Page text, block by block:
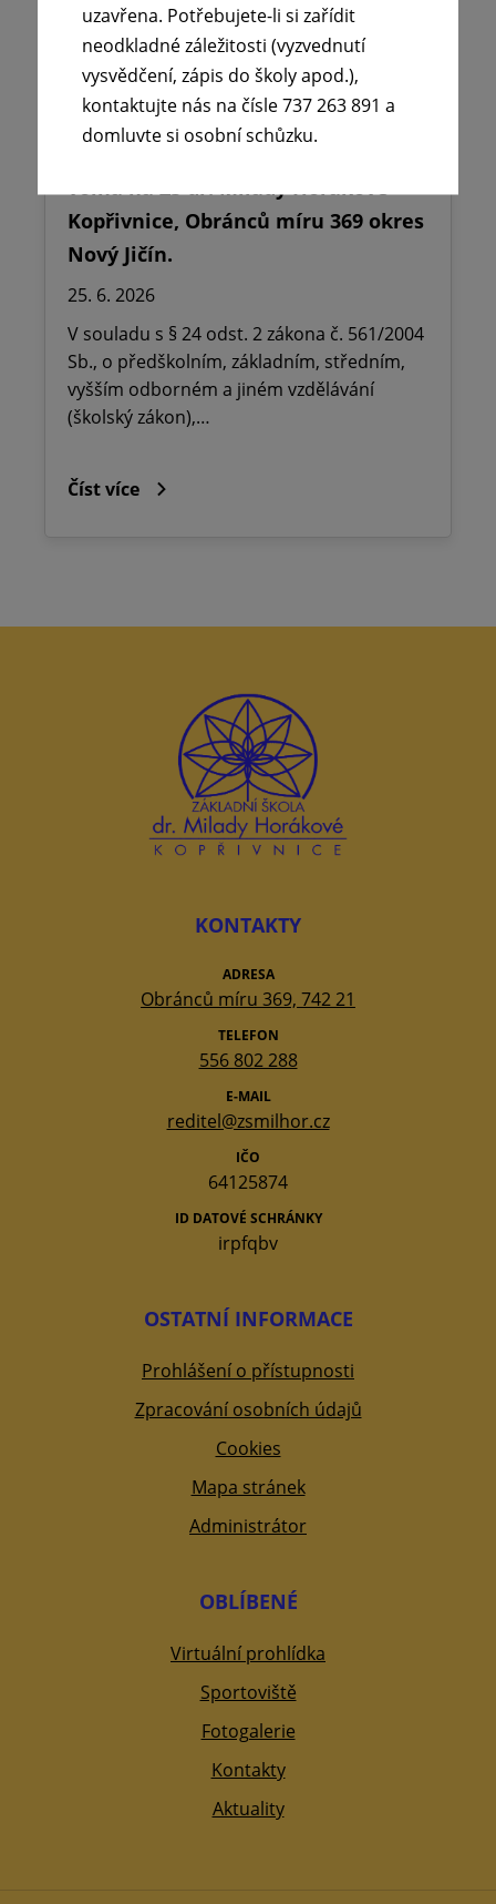
volna na ZŠ dr. Milady Horákové
Kopřivnice, Obránců míru 369 okres
Nový Jičín.
25. 6. 2026
V souladu s § 24 odst. 2 zákona č. 561/2004
Sb., o předškolním, základním, středním,
vyšším odborném a jiném vzdělávání
(školský zákon),…
Číst více
KONTAKTY
ADRESA
Obránců míru 369, 742 21
TELEFON
556 802 288
E-MAIL
reditel@zsmilhor.cz
IČO
64125874
ID DATOVÉ SCHRÁNKY
irpfqbv
OSTATNÍ INFORMACE
Prohlášení o přístupnosti
Zpracování osobních údajů
Cookies
Mapa stránek
Administrátor
OBLÍBENÉ
Virtuální prohlídka
Sportoviště
Fotogalerie
Kontakty
Aktuality
uzavřena. Potřebujete-li si zařídit
neodkladné záležitosti (vyzvednutí
vysvědčení, zápis do školy apod.),
kontaktujte nás na čísle 737 263 891 a
domluvte si osobní schůzku.